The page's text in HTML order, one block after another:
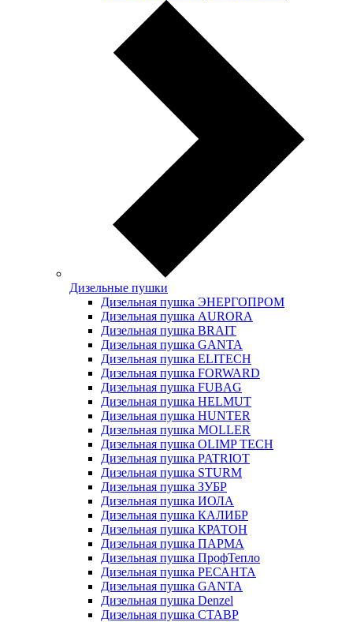
Дизельные пушки
Дизельная пушка ЭНЕРГОПРОМ
Дизельная пушка AURORA
Дизельная пушка BRAIT
Дизельная пушка GANTA
Дизельная пушка ELITECH
Дизельная пушка FORWARD
Дизельная пушка FUBAG
Дизельная пушка HELMUT
Дизельная пушка HUNTER
Дизельная пушка MOLLER
Дизельная пушка OLIMP TECH
Дизельная пушка PATRIOT
Дизельная пушка STURM
Дизельная пушка ЗУБР
Дизельная пушка ИОЛА
Дизельная пушка КАЛИБР
Дизельная пушка КРАТОН
Дизельная пушка ПАРМА
Дизельная пушка ПрофТепло
Дизельная пушка РЕСАНТА
Дизельная пушка GANTA
Дизельная пушка Denzel
Дизельная пушка СТАВР